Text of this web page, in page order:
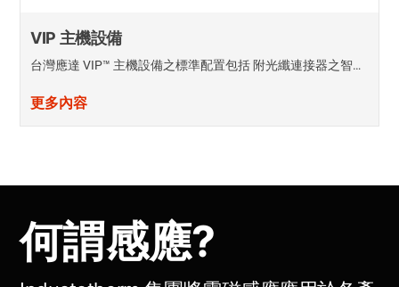
VIP 主機設備
台灣應達 VIP™ 主機設備之標準配置包括 附光纖連接器之智…
更多內容
何謂感應?